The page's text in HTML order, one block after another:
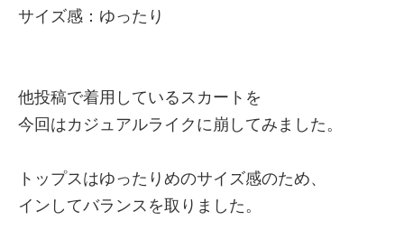
サイズ感：ゆったり
他投稿で着用しているスカートを
今回はカジュアルライクに崩してみました。
トップスはゆったりめのサイズ感のため、
インしてバランスを取りました。